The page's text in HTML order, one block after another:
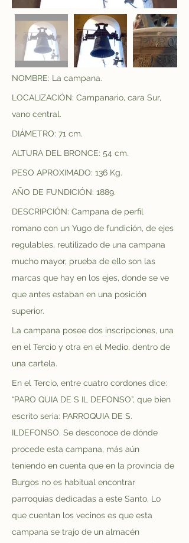
NOMBRE: La campana.
LOCALIZACIÓN: Campanario, cara Sur,
vano central.
DIÁMETRO: 71 cm.
ALTURA DEL BRONCE: 54 cm.
PESO APROXIMADO: 136 Kg.
AÑO DE FUNDICIÓN: 1889.
DESCRIPCIÓN: Campana de perfil
romano con un Yugo de fundición, de ejes
regulables, reutilizado de una campana
mucho mayor, prueba de ello son las
marcas que hay en los ejes, donde se ve
que antes estaban en una posición
superior.
La campana posee dos inscripciones, una
en el Tercio y otra en el Medio, dentro de
una cartela.
En el Tercio, entre cuatro cordones dice:
“PARO QUIA DE S IL DEFONSO”, que bien
escrito seria: PARROQUIA DE S.
ILDEFONSO. Se desconoce de dónde
procede esta campana, más aún
teniendo en cuenta que en la provincia de
Burgos no es habitual encontrar
parroquias dedicadas a este Santo. Lo
que cuentan los vecinos es que esta
campana se trajo de un almacén